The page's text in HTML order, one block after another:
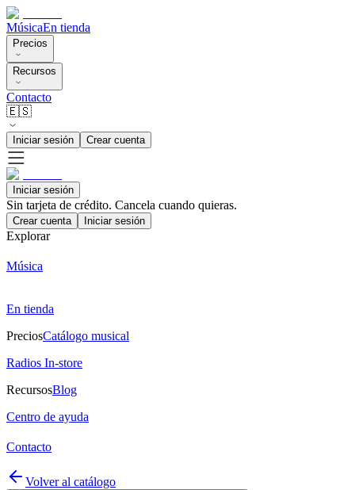
MúsicaEn tienda
Precios
Recursos
Contacto
🇪🇸
Iniciar sesión Crear cuenta
Iniciar sesión
Sin tarjeta de crédito. Cancela cuando quieras.
Crear cuenta Iniciar sesión
Explorar
Música
En tienda
PreciosCatálogo musical
Radios In-store
RecursosBlog
Centro de ayuda
Contacto
Volver al catálogo